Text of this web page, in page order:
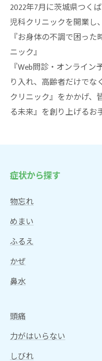
2022年7月に茨城県つく
児科クリニックを開業し、
『お身体の不調で困っ
ニック』
『Web問診・オンライ
り入れ、高齢者だけでな
クリニック』をかかげ、
る未来』を創り上げるお
症状から探す
物忘れ
めまい
ふるえ
かぜ
鼻水
頭痛
力がはいらない
しびれ